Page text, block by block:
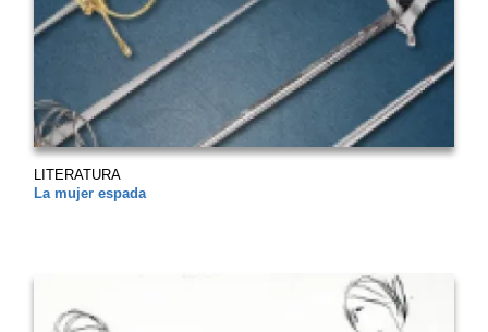
LITERATURA
La mujer espada